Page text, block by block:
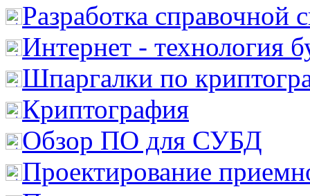
Разработка справочной
Интернет - технология
Шпаргалки по
Криптография
Обзор ПО для СУБД
Проектирование